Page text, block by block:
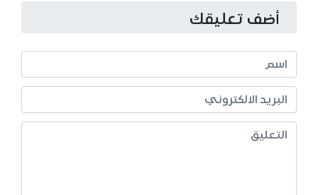
أضف تعليقك